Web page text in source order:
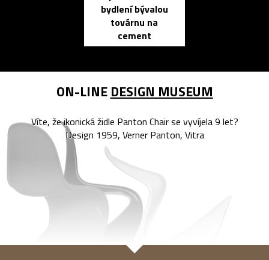
bydlení bývalou
továrnu na
cement
ON-LINE DESIGN MUSEUM
Víte, že ikonická židle Panton Chair se vyvíjela 9 let?
Design 1959, Verner Panton, Vitra